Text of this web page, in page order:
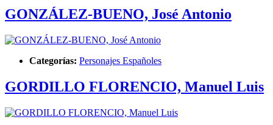
GONZÁLEZ-BUENO, José Antonio
Categorías: Personajes Españoles
GORDILLO FLORENCIO, Manuel Luis